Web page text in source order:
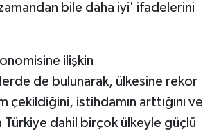
bile daha iyi' ifadelerini
ilişkin
de bulunarak, ülkesine rekor
çekildiğini, istihdamın arttığını ve
Türkiye dahil birçok ülkeyle güçlü